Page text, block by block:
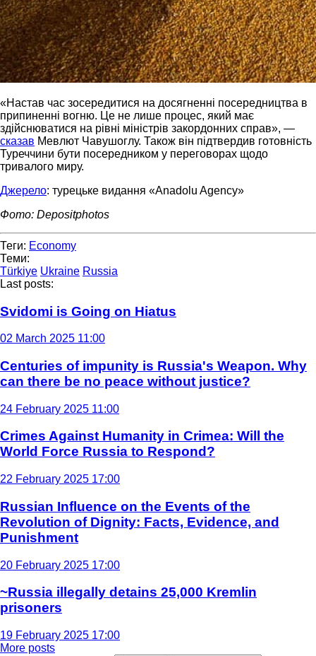
«Настав час зосередитися на досягненні посередництва в
припиненні вогню. Це не лише процес, який має
здійснюватися на рівні міністрів закордонних справ», —
сказав Мевлют Чавушоглу. Також він підтвердив готовність
Туреччини бути посередником у переговорах щодо
тривалого миру.
Джерело: турецьке видання «Anadolu Agency»
Фото: Depositphotos
Теги: Economy
Теми:
Türkiye Ukraine Russia
Last posts:
Svidomi is Going on Hiatus
02 March 2025 11:00
Centuries of impunity is Russia's Weapon. Why
can there be no peace without justice?
24 February 2025 11:00
Crimes Against Humanity in Crimea: Will the
World Force Russia to Respond?
22 February 2025 17:00
Russian Influence on the Events of the
Revolution of Dignity: Facts, Evidence, and
Punishment
20 February 2025 17:00
~Russia illegally detains 25,000 Kremlin
prisoners
19 February 2025 17:00
More posts